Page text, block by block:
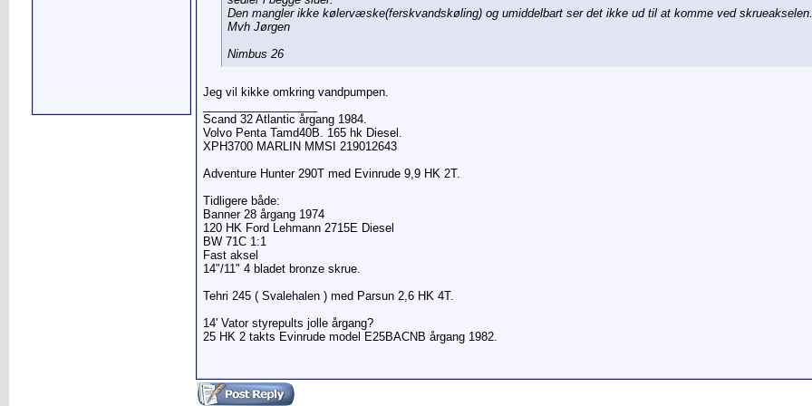
Den mangler ikke kølervæske(ferskvandskøling) og umiddelbart ser det ikke ud til at komme ved skrueakselen.
Mvh Jørgen
Nimbus 26
Jeg vil kikke omkring vandpumpen.
Scand 32 Atlantic årgang 1984.
Volvo Penta Tamd40B. 165 hk Diesel.
XPH3700 MARLIN MMSI 219012643
Adventure Hunter 290T med Evinrude 9,9 HK 2T.
Tidligere både:
Banner 28 årgang 1974
120 HK Ford Lehmann 2715E Diesel
BW 71C 1:1
Fast aksel
14"/11" 4 bladet bronze skrue.
Tehri 245 ( Svalehalen ) med Parsun 2,6 HK 4T.
14' Vator styrepults jolle årgang?
25 HK 2 takts Evinrude model E25BACNB årgang 1982.